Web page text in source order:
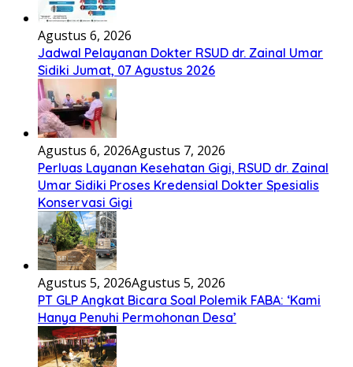
Agustus 6, 2026
Jadwal Pelayanan Dokter RSUD dr. Zainal Umar
Sidiki Jumat, 07 Agustus 2026
Agustus 6, 2026Agustus 7, 2026
Perluas Layanan Kesehatan Gigi, RSUD dr. Zainal
Umar Sidiki Proses Kredensial Dokter Spesialis
Konservasi Gigi
Agustus 5, 2026Agustus 5, 2026
PT GLP Angkat Bicara Soal Polemik FABA: ‘Kami
Hanya Penuhi Permohonan Desa’